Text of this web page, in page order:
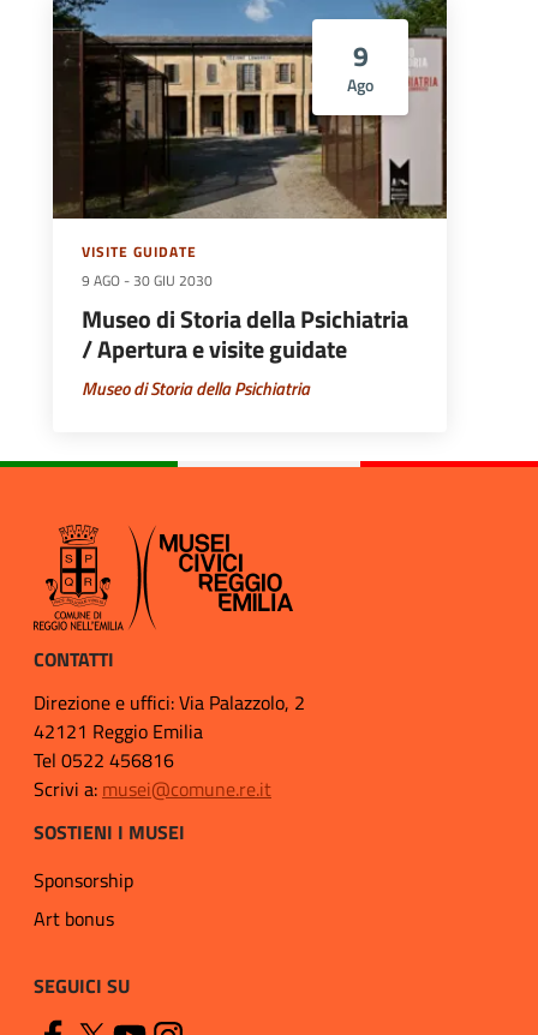
9
Ago
VISITE GUIDATE
9 AGO -30 GIU 2030
Museo di Storia della Psichiatria
/ Apertura e visite guidate
Museo di Storia della Psichiatria
CONTATTI
Direzione e uffici: Via Palazzolo, 2
42121 Reggio Emilia
Tel 0522 456816
Scrivi a: musei@comune.re.it
SOSTIENI I MUSEI
Sponsorship
Art bonus
SEGUICI SU